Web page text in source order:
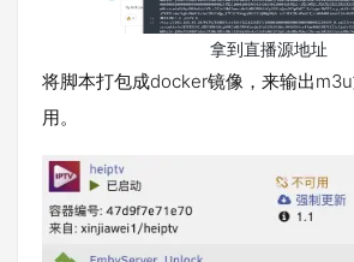
拿到直播源地址
将脚本打包成docker镜像，来输出
用。